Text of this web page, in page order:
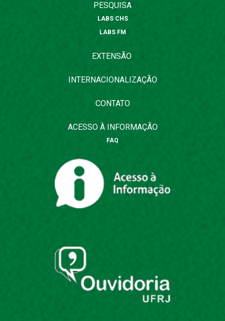
PESQUISA
LABS CHS
LABS FM
EXTENSÃO
INTERNACIONALIZAÇÃO
CONTATO
ACESSO À INFORMAÇÃO
FAQ